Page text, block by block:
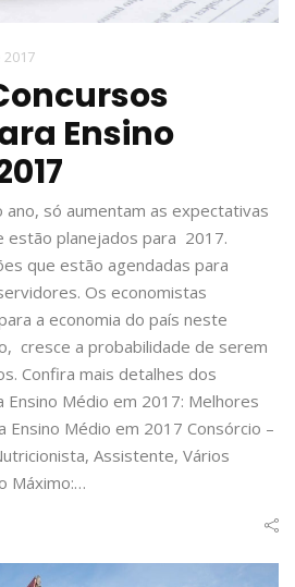
Ensino
ano, só aumentam as expectativas
estão planejados para 2017.
que estão agendadas para
Os economistas
a economia do país neste
cresce a probabilidade de serem
Confira mais detalhes dos
Ensino Médio em 2017: Melhores
Ensino Médio em 2017 Consórcio –
Assistente, Vários
Máximo:…